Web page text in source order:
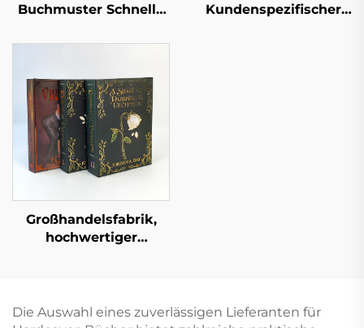
Buchmuster Schnelle
Buchdruck
Hardcover-Buch-Set-
Druck
Kundenspezifischer
Großhandelsfabrik,
hochwertiger
Großauflagen, Druck
Die Auswahl eines zuverlässigen Lieferanten für